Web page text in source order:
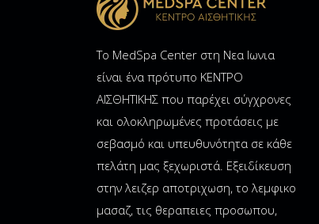
Το MedSpa Center στη Νεα Ιωνια
είναι ένα πρότυπο ΚΕΝΤΡΟ
ΑΙΣΘΗΤΙΚΗΣ που παρέχει σύγχρονες
και ολοκληρωμένες προτάσεις με
σεβασμό και υπευθυνότητα σε κάθε
πελάτη μας ξεχωριστά. Εξειδίκευση
στην λειζερ αποτριχωση, το λεμφικο
μασαζ, τις θεραπειες προσωπου,